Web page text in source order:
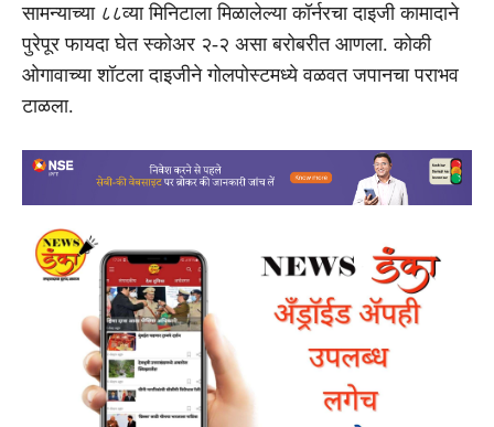
सामन्याच्या ८८व्या मिनिटाला मिळालेल्या कॉर्नरचा दाइजी कामादाने
पुरेपूर फायदा घेत स्कोअर २-२ असा बरोबरीत आणला. कोकी
ओगावाच्या शॉटला दाइजीने गोलपोस्टमध्ये वळवत जपानचा पराभव
टाळला.